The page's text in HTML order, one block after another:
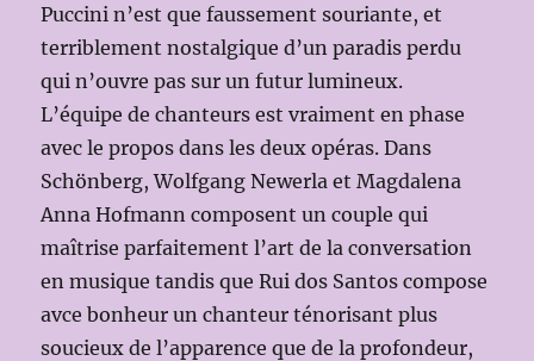
Puccini n’est que faussement souriante, et
terriblement nostalgique d’un paradis perdu
qui n’ouvre pas sur un futur lumineux.
L’équipe de chanteurs est vraiment en phase
avec le propos dans les deux opéras. Dans
Schönberg, Wolfgang Newerla et Magdalena
Anna Hofmann composent un couple qui
maîtrise parfaitement l’art de la conversation
en musique tandis que Rui dos Santos compose
avce bonheur un chanteur ténorisant plus
soucieux de l’apparence que de la profondeur,